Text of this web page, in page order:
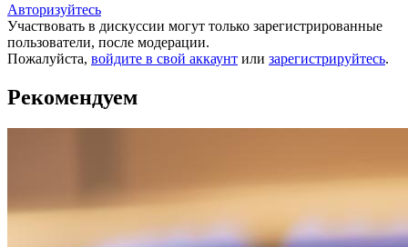
Авторизуйтесь
Участвовать в дискуссии могут только зарегистрированные
пользователи, после модерации.
Пожалуйста, войдите в свой аккаунт или зарегистрируйтесь.
Рекомендуем